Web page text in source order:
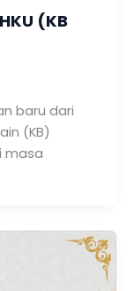
(KB
baru dari
(KB)
masa